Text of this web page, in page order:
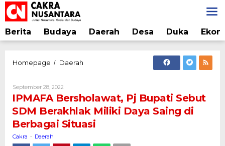
Lewati
ke
konten
Berita Budaya Daerah Desa Duka
Homepage / Daerah
Sebut
SDM
Berakhlak
Daya
September 28, 2022
IPMAFA Bersholawat, Pj Bupati Sebut
SDM Berakhlak Miliki Daya Saing di
Berbagai Situasi
Cakra - Daerah